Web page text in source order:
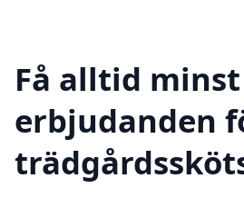
Få alltid
erbjudanden